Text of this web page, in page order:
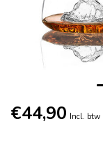
€44,90 Incl. btw